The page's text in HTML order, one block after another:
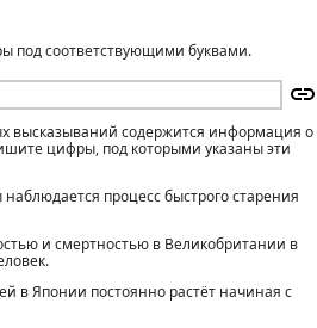
под соответствующими буквами.
высказываний содержится информация о
цифры, под которыми указаны эти
процесс быстрого старения
и смертностью в Великобритании в
в Японии постоянно растёт начиная с